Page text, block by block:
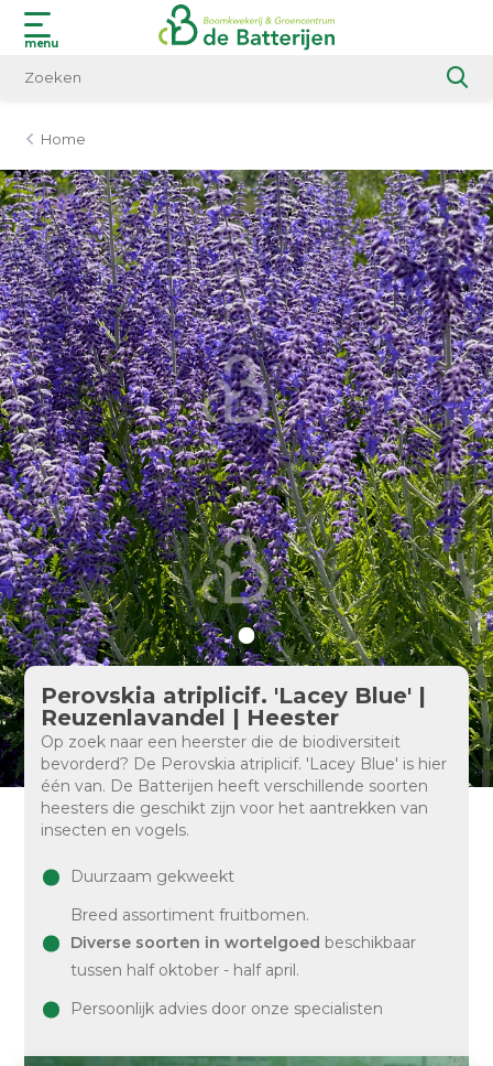
menu
Home
Perovskia atriplicif. 'Lacey Blue' |
Reuzenlavandel | Heester
Op zoek naar een heerster die de biodiversiteit
bevorderd? De Perovskia atriplicif. 'Lacey Blue' is hier
één van. De Batterijen heeft verschillende soorten
heesters die geschikt zijn voor het aantrekken van
insecten en vogels.
Duurzaam gekweekt
Breed assortiment fruitbomen.
Diverse soorten in wortelgoed beschikbaar
tussen half oktober - half april.
Persoonlijk advies door onze specialisten